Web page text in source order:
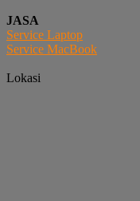
JASA
Service Laptop
Service MacBook
Lokasi